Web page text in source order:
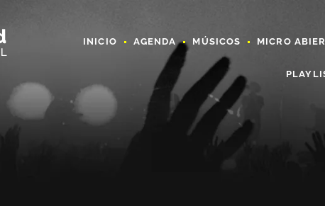
INICIO AGENDA MÚSICOS MICRO